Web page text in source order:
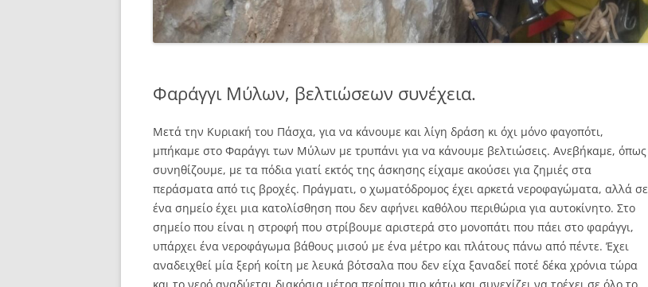
Φαράγγι Μύλων, βελτιώσεων συνέχεια.
Μετά την Κυριακή του Πάσχα, για να κάνουμε και λίγη δράση κι όχι μόνο φαγοπότι,
μπήκαμε στο Φαράγγι των Μύλων με τρυπάνι για να κάνουμε βελτιώσεις. Ανεβήκαμε, όπως
συνηθίζουμε, με τα πόδια γιατί εκτός της άσκησης είχαμε ακούσει για ζημιές στα
περάσματα από τις βροχές. Πράγματι, ο χωματόδρομος έχει αρκετά νεροφαγώματα, αλλά σε
ένα σημείο έχει μια κατολίσθηση που δεν αφήνει καθόλου περιθώρια για αυτοκίνητο. Στο
σημείο που είναι η στροφή που στρίβουμε αριστερά στο μονοπάτι που πάει στο φαράγγι,
υπάρχει ένα νεροφάγωμα βάθους μισού με ένα μέτρο και πλάτους πάνω από πέντε. Έχει
αναδειχθεί μία ξερή κοίτη με λευκά βότσαλα που δεν είχα ξαναδεί ποτέ δέκα χρόνια τώρα